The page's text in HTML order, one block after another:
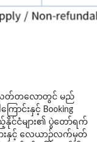
လတ်တလောတွင် မည်
ောင်းနှင့် Booking
င်ငံများ၏ ပွဲတော်ရက်
ားနှင့် လေယာဉ်လက်မှတ်